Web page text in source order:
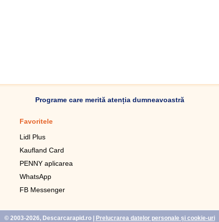
Programe care merită atenția dumneavoastră
Favoritele
Lidl Plus
Kaufland Card
PENNY aplicarea
WhatsApp
FB Messenger
© 2003-2026, Descarcarapid.ro| Prelucrarea datelor personale și cookie-uri